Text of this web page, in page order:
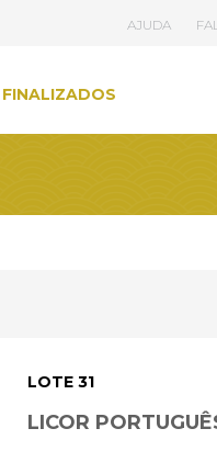
AJUDA
LOTE 31
LICOR